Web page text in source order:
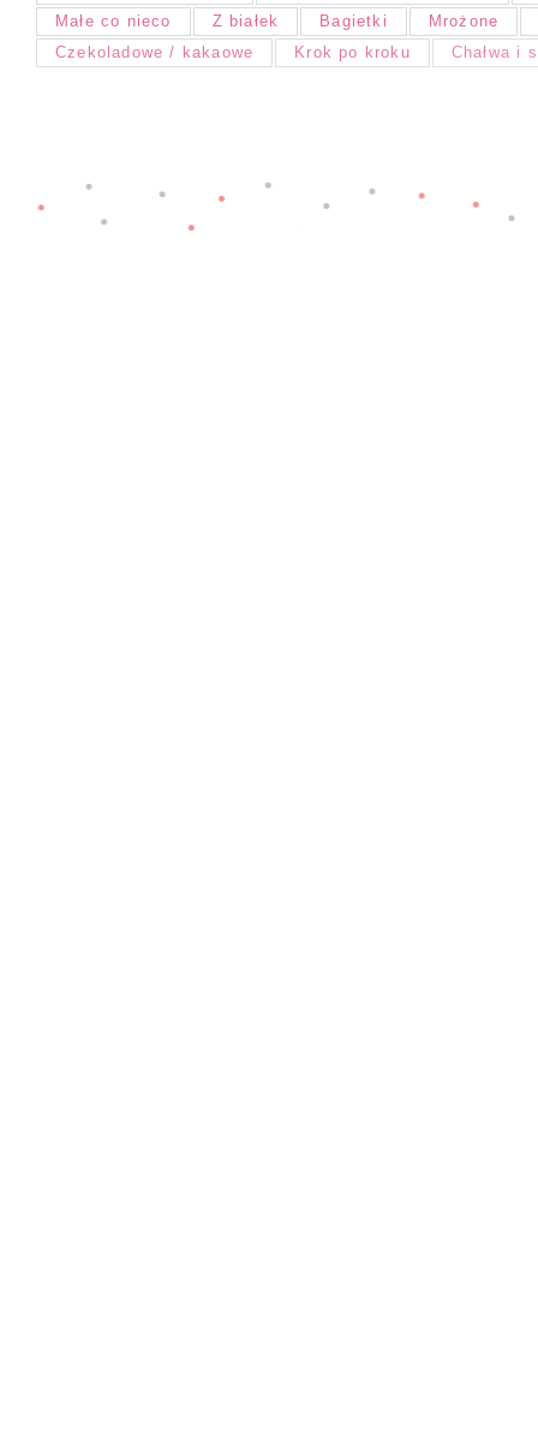
Małe co nieco
Z białek Bagietki
Mrożone
Czekoladowe / kakaowe
Krok po kroku Chałwa i